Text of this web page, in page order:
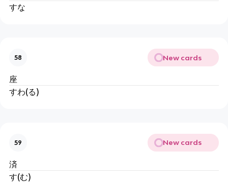
すな
58 New cards
座
すわ(る)
59 New cards
済
す(む)